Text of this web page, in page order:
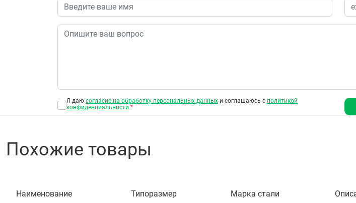
Я даю согласие на обработку персональных данных и соглашаюсь с политикой
конфиденциальности *
Похожие товары
Наименование Типоразмер Марка стали